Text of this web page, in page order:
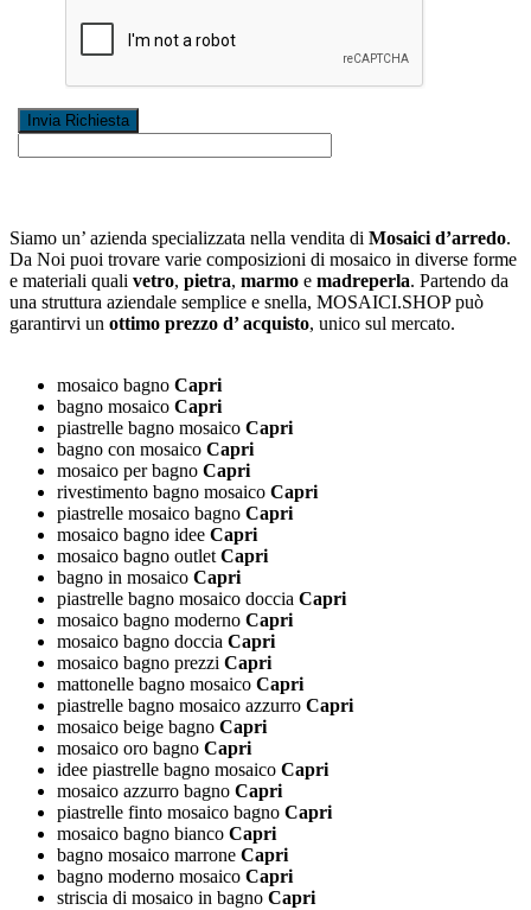
Siamo un’ azienda specializzata nella vendita di Mosaici d’arredo.
Da Noi puoi trovare varie composizioni di mosaico in diverse forme
e materiali quali vetro, pietra, marmo e madreperla. Partendo da
una struttura aziendale semplice e snella, MOSAICI.SHOP può
garantirvi un ottimo prezzo d’ acquisto, unico sul mercato.
mosaico bagno Capri
bagno mosaico Capri
piastrelle bagno mosaico Capri
bagno con mosaico Capri
mosaico per bagno Capri
rivestimento bagno mosaico Capri
piastrelle mosaico bagno Capri
mosaico bagno idee Capri
mosaico bagno outletCapri
bagno in mosaico Capri
piastrelle bagno mosaico doccia Capri
mosaico bagno moderno Capri
mosaico bagno doccia Capri
mosaico bagno prezzi Capri
mattonelle bagno mosaico Capri
piastrelle bagno mosaico azzurro Capri
mosaico beige bagno Capri
mosaico oro bagno Capri
idee piastrelle bagno mosaico Capri
mosaico azzurro bagno Capri
piastrelle finto mosaico bagno Capri
mosaico bagno bianco Capri
bagno mosaico marrone Capri
bagno moderno mosaico Capri
striscia di mosaico in bagno Capri